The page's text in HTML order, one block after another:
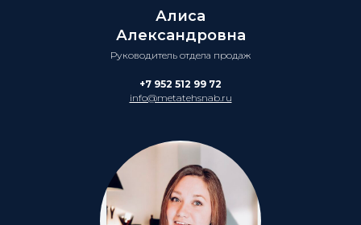
Алиса
Александровна
Руководитель отдела продаж
+7 952 512 99 72
info@metatehsnab.ru